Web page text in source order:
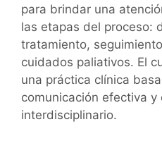
para brindar una
las etapas del proceso:
tratamiento,
cuidados paliativos. El
una práctica clínica
comunicación efectiva y
interdisciplinario.